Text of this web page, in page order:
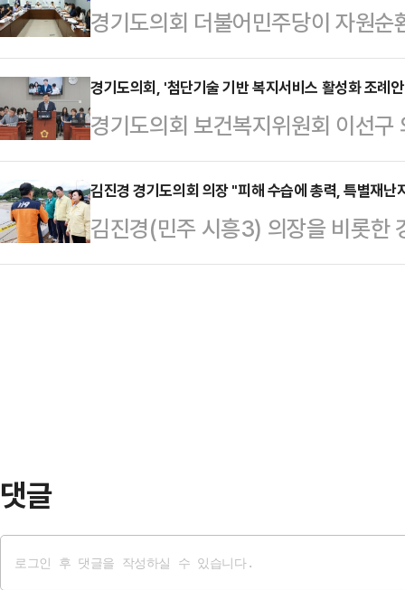
1), 이용호 총괄수석부대표, 이한국
환 농정해양위원장, …
(수원7) 더불어민주당 대표의원과
건의문을 낭독하며 도의원 모두가 '
결의대회는 '지방의회의 위상 제고
구 건의안' 낭독과 핵심 건의사항을
는 방식의 '피켓 …
경기도의회 더불어민주당이 자원
섭단체 회의실에서 (사)소비자기후
회에서는 전자영 수석대변인(용인
립위원회 위원장(화성1), 임창휘
참석했고, (사) 소비자기후행동에
대표, 박지현·이현안·윤조원 팀장,
도교육청에서도 담당 공무원이 배
담회에서는 주로 종이팩 …
경기도의회, '첨단기술 기반 복지서비스 활성화 조례
경기도의회 보건복지위원회 이선
첨단기술 기반 복지서비스 활성화
건복지 상임위를 통과했다.이번 조
이 주요 수요층인 복지서비스의 특
다는 점에 착안해 지방정부가 주도
김진경 경기도의회 의장 "피해 수습에 총력, 특별재난
김진경(민주 시흥3) 의장을 비롯한
를 입은 경기북부지역을 찾아 신속
댓글